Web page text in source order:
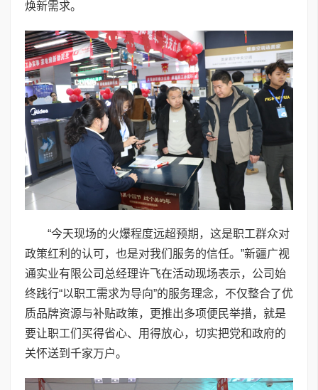
焕新需求。
“今天现场的火爆程度远超预期，这是职工群众对
政策红利的认可，也是对我们服务的信任。”新疆广视
通实业有限公司总经理许飞在活动现场表示，公司始
终践行“以职工需求为导向”的服务理念，不仅整合了优
质品牌资源与补贴政策，更推出多项便民举措，就是
要让职工们买得省心、用得放心，切实把党和政府的
关怀送到千家万户。